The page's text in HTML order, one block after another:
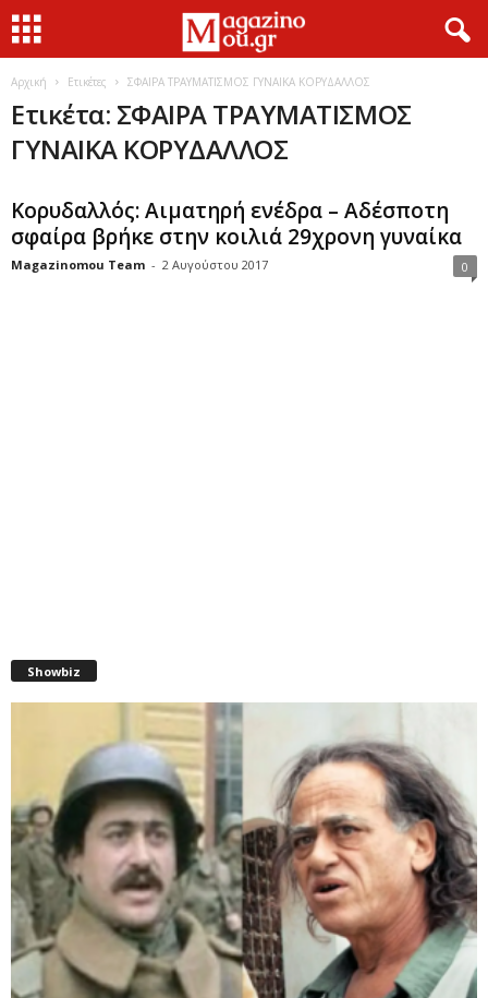
Αρχική Ετικέτες ΣΦΑΙΡΑ ΤΡΑΥΜΑΤΙΣΜΟΣ ΓΥΝΑΙΚΑ ΚΟΡΥΔΑΛΛΟΣ
Ετικέτα: ΣΦΑΙΡΑ ΤΡΑΥΜΑΤΙΣΜΟΣ
ΓΥΝΑΙΚΑ ΚΟΡΥΔΑΛΛΟΣ
Κορυδαλλός: Αιματηρή ενέδρα – Αδέσποτη
σφαίρα βρήκε στην κοιλιά 29χρονη γυναίκα
Magazinomou Team - 2 Αυγούστου 2017 0
Showbiz